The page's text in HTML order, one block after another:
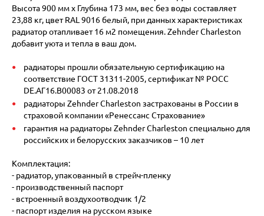
Высота 900 мм х Глубина 173 мм, вес без воды составляет
23,88 кг, цвет RAL 9016 белый, при данных характеристиках
радиатор отапливает 16 м2 помещения. Zehnder Charleston
добавит уюта и тепла в ваш дом.
радиаторы прошли обязательную сертификацию на
соответствие ГОСТ 31311-2005, сертификат № POCC
DE.АГ16.В00083 от 21.08.2018
радиаторы Zehnder Charleston застрахованы в России в
страховой компании «Ренессанс Страхование»
гарантия на радиаторы Zehnder Charleston специально для
российских и белорусских заказчиков – 10 лет
Комплектация:
- радиатор, упакованный в стрейч-пленку
- производственный паспорт
- встроенный воздухоотводчик 1/2
- паспорт изделия на русском языке